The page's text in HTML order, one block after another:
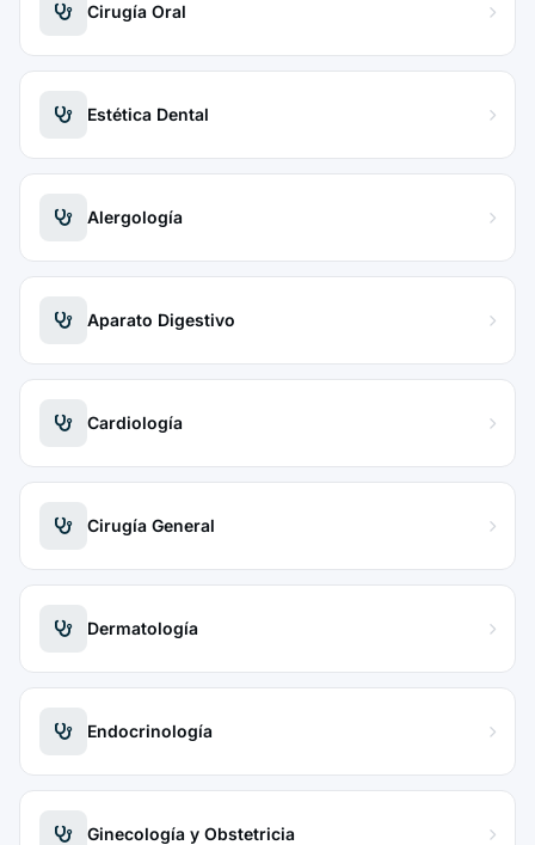
Cirugía Oral
Estética Dental
Alergología
Aparato Digestivo
Cardiología
Cirugía General
Dermatología
Endocrinología
Ginecología y Obstetricia